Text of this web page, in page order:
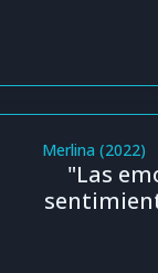
Merlina (2022)
"Las